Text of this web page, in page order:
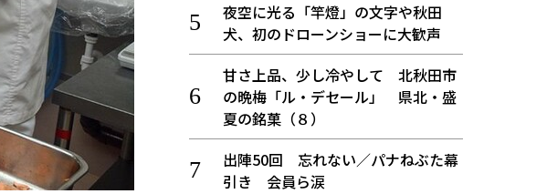
夜空に光る「竿燈」の文字や秋田
犬、初のドローンショーに大歓声
甘さ上品、少し冷やして 北秋田市
の晩梅「ル・デセール」 県北・盛
夏の銘菓（８）
出陣50回 忘れない／パナねぶた幕
引き 会員ら涙